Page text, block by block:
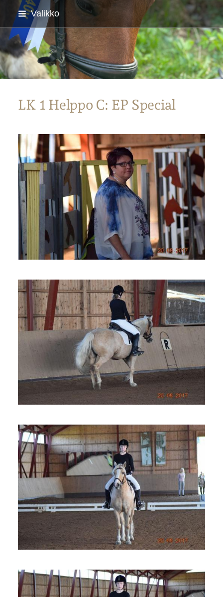
Siirry
sivun
sisältöön
Valikko
Parkanon Ratsastajat
LK 1 Helppo C: EP Special